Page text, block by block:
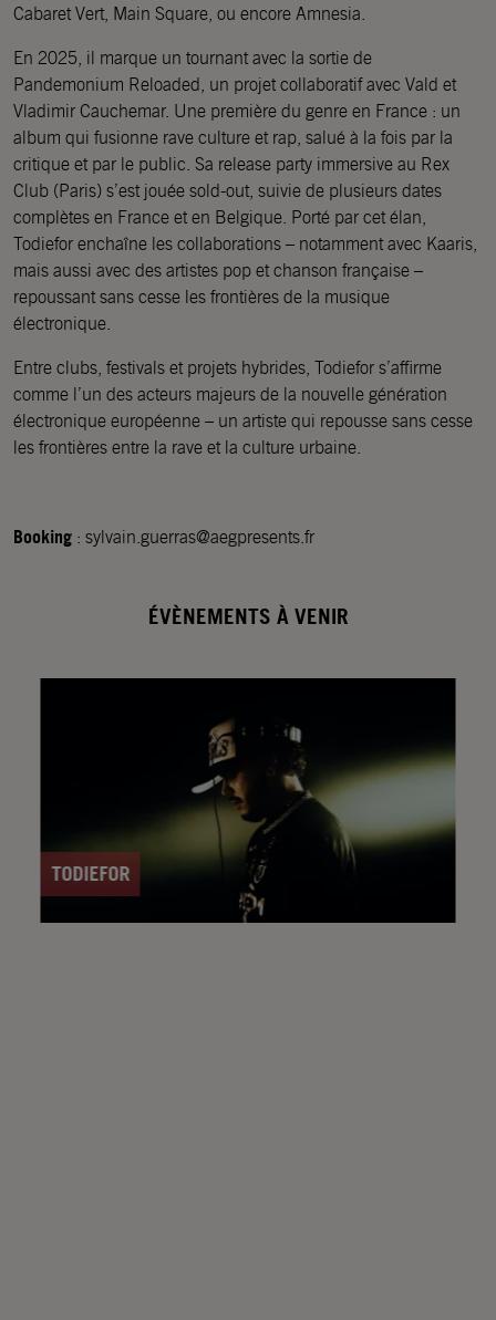
Cabaret Vert, Main Square, ou encore Amnesia.
En 2025, il marque un tournant avec la sortie de
Pandemonium Reloaded, un projet collaboratif avec Vald et
Vladimir Cauchemar. Une première du genre en France : un
album qui fusionne rave culture et rap, salué à la fois par la
critique et par le public. Sa release party immersive au Rex
Club (Paris) s’est jouée sold-out, suivie de plusieurs dates
complètes en France et en Belgique. Porté par cet élan,
Todiefor enchaîne les collaborations – notamment avec Kaaris,
mais aussi avec des artistes pop et chanson française –
repoussant sans cesse les frontières de la musique
électronique.
Entre clubs, festivals et projets hybrides, Todiefor s’affirme
comme l’un des acteurs majeurs de la nouvelle génération
électronique européenne – un artiste qui repousse sans cesse
les frontières entre la rave et la culture urbaine.
Booking : sylvain.guerras@aegpresents.fr
ÉVÈNEMENTS À VENIR
TODIEFOR